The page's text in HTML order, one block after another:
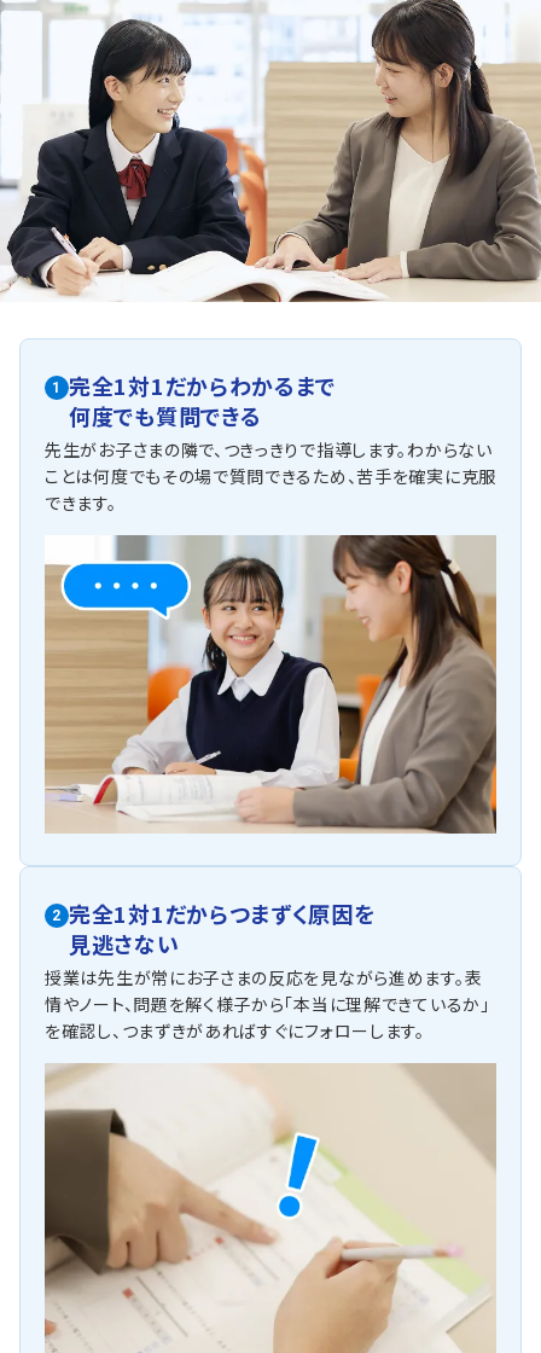
1
完全1対1だからわかるまで
何度でも質問できる
先生がお子さまの隣で、つきっきりで指導します。わからない
ことは何度でもその場で質問できるため、苦手を確実に克服
できます。
2 完全1対1だからつまずく原因を
見逃さない
授業は先生が常にお子さまの反応を見ながら進めます。表
情やノート、問題を解く様子から「本当に理解できているか」
を確認し、つまずきがあればすぐにフォローします。